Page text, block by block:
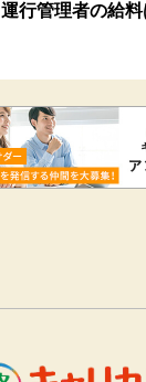
運行管理者の給